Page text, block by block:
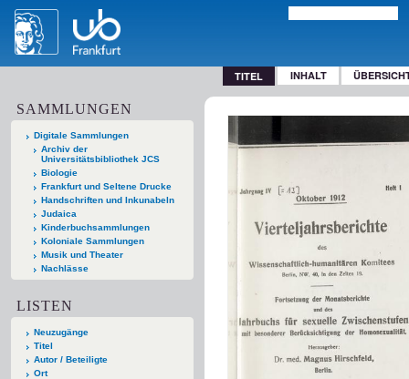
TITEL INHALT
SAMMLUNGEN
Digitale Sammlungen
Archiv der
Universitätsbibliothek JCS
Biologie
Frankfurt und Seltene Drucke
Handschriften und Inkunabeln
Judaica
Kinderbuchsammlungen
Koloniale Sammlungen
Musik und Theater
Nachlässe
LISTEN
Neuzugänge
Titel
Autor / Beteiligte
Ort